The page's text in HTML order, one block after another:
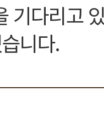
기다리고
니다.